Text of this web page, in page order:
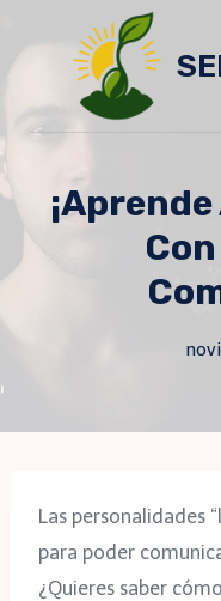
Las personalidades
para poder
¿Quieres saber